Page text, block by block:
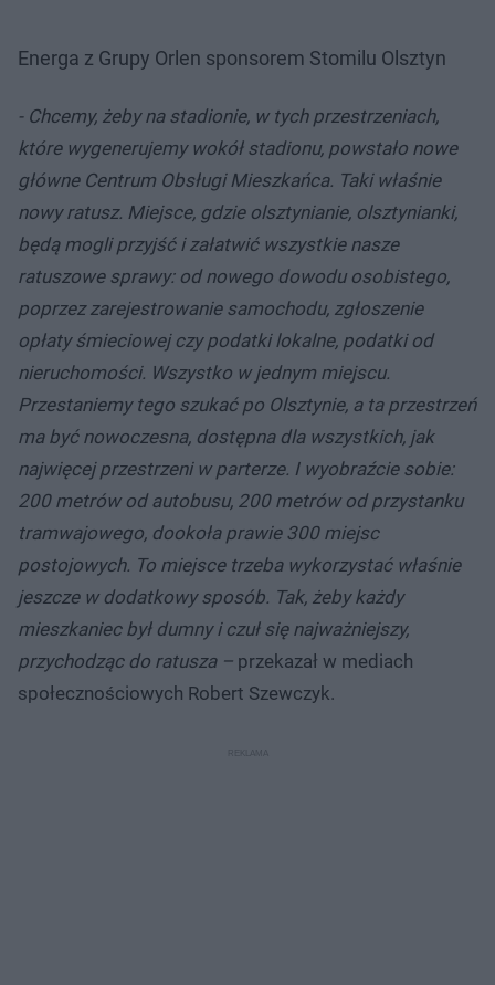
Energa z Grupy Orlen sponsorem Stomilu Olsztyn
- Chcemy, żeby na stadionie, w tych przestrzeniach,
które wygenerujemy wokół stadionu, powstało nowe
główne Centrum Obsługi Mieszkańca. Taki właśnie
nowy ratusz. Miejsce, gdzie olsztynianie, olsztynianki,
będą mogli przyjść i załatwić wszystkie nasze
ratuszowe sprawy: od nowego dowodu osobistego,
poprzez zarejestrowanie samochodu, zgłoszenie
opłaty śmieciowej czy podatki lokalne, podatki od
nieruchomości. Wszystko w jednym miejscu.
Przestaniemy tego szukać po Olsztynie, a ta przestrzeń
ma być nowoczesna, dostępna dla wszystkich, jak
najwięcej przestrzeni w parterze. I wyobraźcie sobie:
200 metrów od autobusu, 200 metrów od przystanku
tramwajowego, dookoła prawie 300 miejsc
postojowych. To miejsce trzeba wykorzystać właśnie
jeszcze w dodatkowy sposób. Tak, żeby każdy
mieszkaniec był dumny i czuł się najważniejszy,
przychodząc do ratusza – przekazał w mediach
społecznościowych Robert Szewczyk.